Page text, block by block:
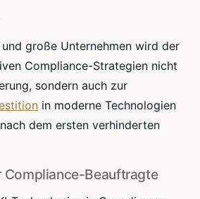
große Unternehmen wird der
Compliance-Strategien nicht
sondern auch zur
in moderne Technologien
dem ersten verhinderten
Compliance-Beauftragte